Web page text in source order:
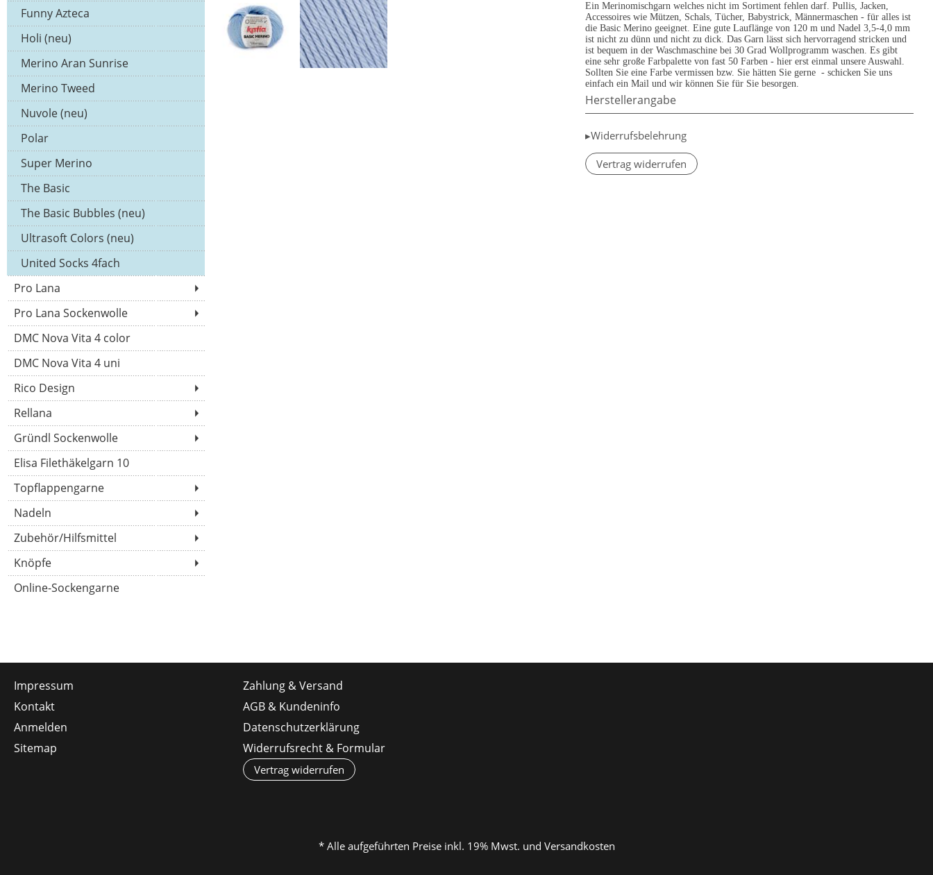
Funny Azteca
Holi (neu)
Merino Aran Sunrise
Merino Tweed
Nuvole (neu)
Polar
Super Merino
The Basic
The Basic Bubbles (neu)
Ultrasoft Colors (neu)
United Socks 4fach
Pro Lana
Pro Lana Sockenwolle
DMC Nova Vita 4 color
DMC Nova Vita 4 uni
Rico Design
Rellana
Gründl Sockenwolle
Elisa Filethäkelgarn 10
Topflappengarne
Nadeln
Zubehör/Hilfsmittel
Knöpfe
Online-Sockengarne
Ein Merinomischgarn welches nicht im Sortiment fehlen darf. Pullis, Jacken,
Accessoires wie Mützen, Schals, Tücher, Babystrick, Männermaschen - für alles ist
die Basic Merino geeignet. Eine gute Lauflänge von 120 m und Nadel 3,5-4,0 mm
ist nicht zu dünn und nicht zu dick. Das Garn lässt sich hervorragend stricken und
ist bequem in der Waschmaschine bei 30 Grad Wollprogramm waschen. Es gibt
eine sehr große Farbpalette von fast 50 Farben - hier erst einmal unsere Auswahl.
Sollten Sie eine Farbe vermissen bzw. Sie hätten Sie gerne - schicken Sie uns
einfach ein Mail und wir können Sie für Sie besorgen.
Herstellerangabe
▸Widerrufsbelehrung
Vertrag widerrufen
Impressum
Kontakt
Anmelden
Sitemap
Zahlung & Versand
AGB & Kundeninfo
Datenschutzerklärung
Widerrufsrecht & Formular
Vertrag widerrufen
* Alle aufgeführten Preise inkl. 19% Mwst. und Versandkosten